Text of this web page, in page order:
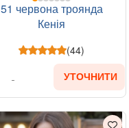
51 червона троянда
Кенія
(44)
УТОЧНИТИ